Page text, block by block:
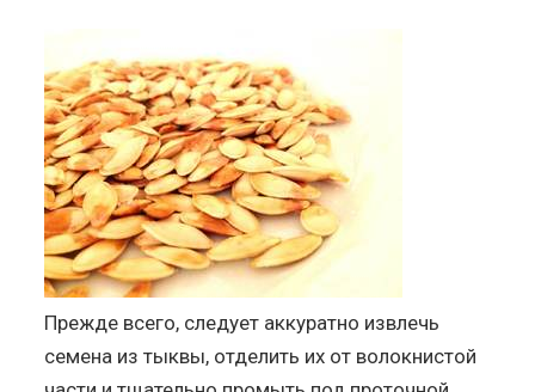
Прежде всего, следует аккуратно извлечь
семена из тыквы, отделить их от волокнистой